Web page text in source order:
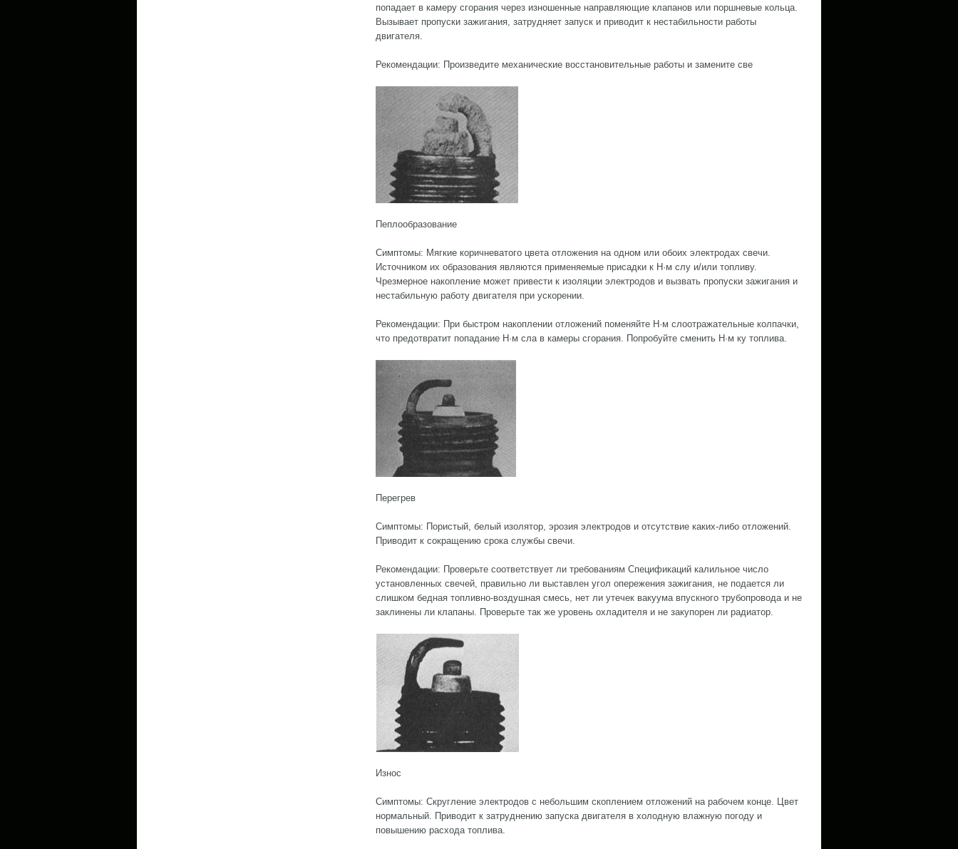
попадает в камеру сгорания через изношенные направляющие клапанов или поршневые кольца.
Вызывает пропуски зажигания, затрудняет запуск и приводит к нестабильности работы
двигателя.
Рекомендации: Произведите механические восстановительные работы и замените све
Пеплообразование
Симптомы: Мягкие коричневатого цвета отложения на одном или обоих электродах свечи.
Источником их образования являются применяемые присадки к H·м слу и/или топливу.
Чрезмерное накопление может привести к изоляции электродов и вызвать пропуски зажигания и
нестабильную работу двигателя при ускорении.
Рекомендации: При быстром накоплении отложений поменяйте H·м слоотражательные колпачки,
что предотвратит попадание H·м сла в камеры сгорания. Попробуйте сменить H·м ку топлива.
Перегрев
Симптомы: Пористый, белый изолятор, эрозия электродов и отсутствие каких-либо отложений.
Приводит к сокращению срока службы свечи.
Рекомендации: Проверьте соответствует ли требованиям Спецификаций калильное число
установленных свечей, правильно ли выставлен угол опережения зажигания, не подается ли
слишком бедная топливно-воздушная смесь, нет ли утечек вакуума впускного трубопровода и не
заклинены ли клапаны. Проверьте так же уровень охладителя и не закупорен ли радиатор.
Износ
Симптомы: Скругление электродов с небольшим скоплением отложений на рабочем конце. Цвет
нормальный. Приводит к затруднению запуска двигателя в холодную влажную погоду и
повышению расхода топлива.